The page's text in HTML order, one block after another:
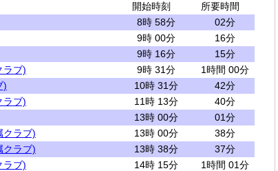
開始時刻
所要時間
8時 58分
02分
9時 00分
16分
9時 16分
15分
ラブ)
9時 31分
1時間 00分
)
10時 31分
42分
ラブ)
11時 13分
40分
13時 00分
01分
クラブ)
13時 00分
38分
クラブ)
13時 38分
37分
ラブ)
14時 15分
1時間 01分